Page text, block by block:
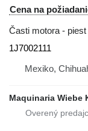
Cena na
Časti motora - piest
1J7002111
Mexiko,
Maquinaria Wiebe